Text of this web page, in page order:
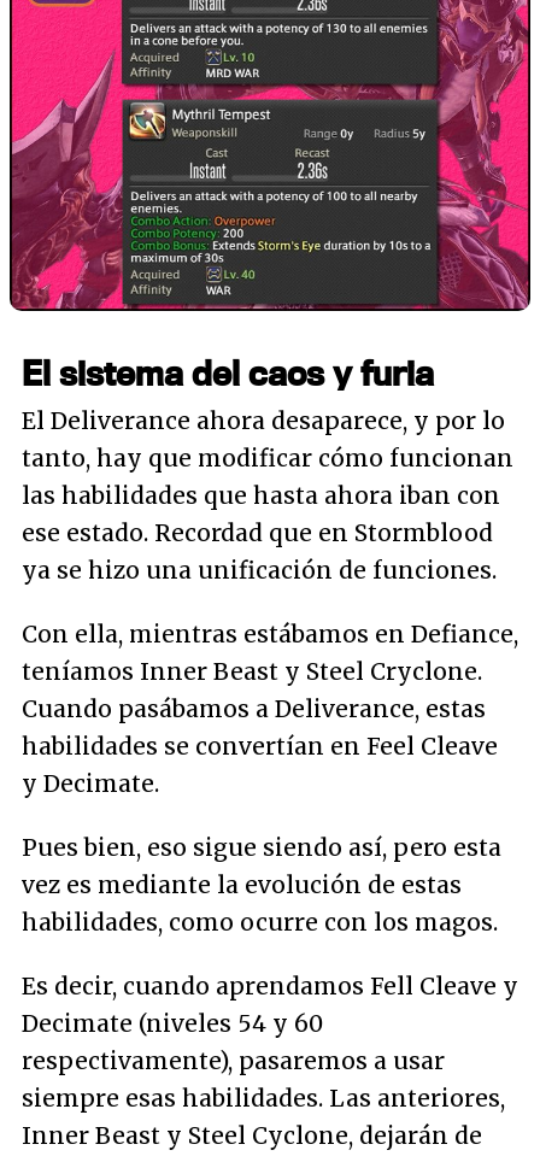
El sistema del caos y furia
El Deliverance ahora desaparece, y por lo
tanto, hay que modificar cómo funcionan
las habilidades que hasta ahora iban con
ese estado. Recordad que en Stormblood
ya se hizo una unificación de funciones.
Con ella, mientras estábamos en Defiance,
teníamos Inner Beast y Steel Cryclone.
Cuando pasábamos a Deliverance, estas
habilidades se convertían en Feel Cleave
y Decimate.
Pues bien, eso sigue siendo así, pero esta
vez es mediante la evolución de estas
habilidades, como ocurre con los magos.
Es decir, cuando aprendamos Fell Cleave y
Decimate (niveles 54 y 60
respectivamente), pasaremos a usar
siempre esas habilidades. Las anteriores,
Inner Beast y Steel Cyclone, dejarán de